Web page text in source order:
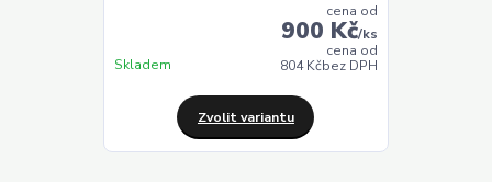
cena od
900 Kč/ks
cena od
804 Kčbez DPH
Skladem
Zvolit variantu